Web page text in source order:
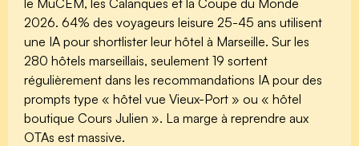
le MuCEM, les Calanques et la Coupe du Monde
2026. 64% des voyageurs leisure 25-45 ans utilisent
une IA pour shortlister leur hôtel à Marseille. Sur les
280 hôtels marseillais, seulement 19 sortent
régulièrement dans les recommandations IA pour des
prompts type « hôtel vue Vieux-Port » ou « hôtel
boutique Cours Julien ». La marge à reprendre aux
OTAs est massive.